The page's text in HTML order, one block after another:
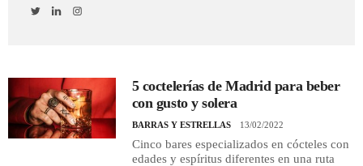
REGISTRO
5 coctelerías de Madrid para beber
con gusto y solera
BARRAS Y ESTRELLAS 13/02/2022
Cinco bares especializados en cócteles con
edades y espíritus diferentes en una ruta